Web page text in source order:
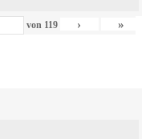
von 119 › »